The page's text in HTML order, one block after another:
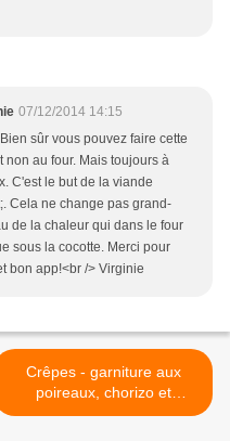
07/12/2014 14:15
sûr vous pouvez faire cette
non au four. Mais toujours à
C'est le but de la viande
Cela ne change pas grand-
de la chaleur qui dans le four
sous la cocotte. Merci pour
bon app!<br /> Virginie
Crêpes - garniture aux
poireaux, chorizo et
fromage >